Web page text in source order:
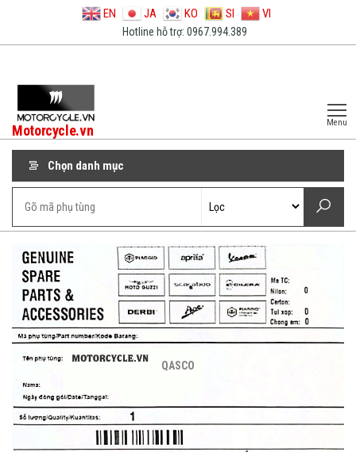
EN JA KO SI VI
Hotline hỗ trợ: 0967.994.389
Motorcycle.vn Menu
Chọn danh mục
QASCO